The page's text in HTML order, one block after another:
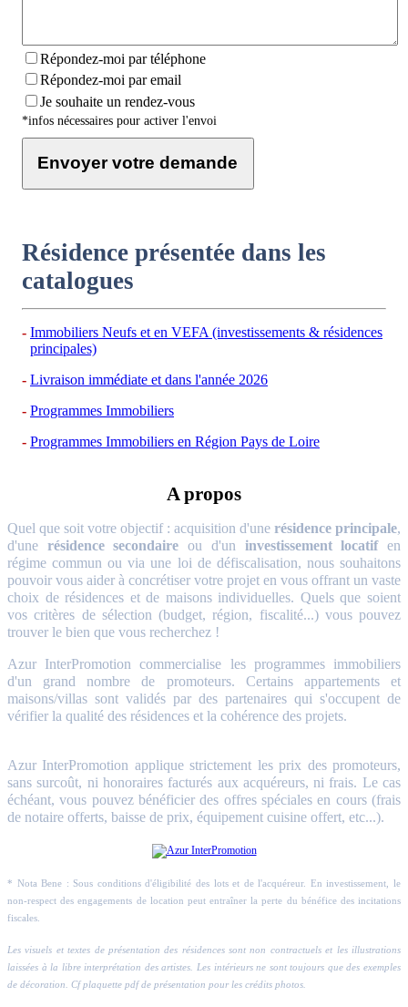
Répondez-moi par téléphone
Répondez-moi par email
Je souhaite un rendez-vous
*infos nécessaires pour activer l'envoi
Envoyer votre demande
Résidence présentée dans les
catalogues
Immobiliers Neufs et en VEFA (investissements & résidences
principales)
Livraison immédiate et dans l'année 2026
Programmes Immobiliers
Programmes Immobiliers en Région Pays de Loire
A propos
Quel que soit votre objectif : acquisition d'une résidence principale,
d'une résidence secondaire ou d'un investissement locatifen
régime commun ou via une loi de défiscalisation, nous souhaitons
pouvoir vous aider à concrétiser votre projet en vous offrant un vaste
choix de résidences et de maisons individuelles. Quels que soient
vos critères de sélection (budget, région, fiscalité...) vous pouvez
trouver le bien que vous recherchez !
Azur InterPromotion commercialise les programmes immobiliers
d'un grand nombre de promoteurs. Certains appartements et
maisons/villas sont validés par des partenaires qui s'occupent de
vérifier la qualité des résidences et la cohérence des projets.
Azur InterPromotion applique strictement les prix des promoteurs,
sans surcoût, ni honoraires facturés aux acquéreurs, ni frais. Le cas
échéant, vous pouvez bénéficier des offres spéciales en cours (frais
de notaire offerts, baisse de prix, équipement cuisine offert, etc...).
* Nota Bene : Sous conditions d'éligibilité des lots et de l'acquéreur. En investissement, le
non-respect des engagements de location peut entraîner la perte du bénéfice des incitations
fiscales.
Les visuels et textes de présentation des résidences sont non contractuels et les illustrations
laissées à la libre interprétation des artistes. Les intérieurs ne sont toujours que des exemples
de décoration. Cf plaquette pdf de présentation pour les crédits photos.